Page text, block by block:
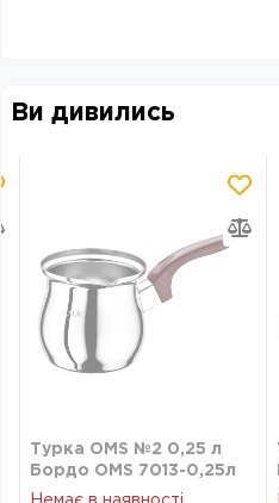
Ви дивились
Турка OMS №2 0,25 л
Бордо OMS 7013-0,25л